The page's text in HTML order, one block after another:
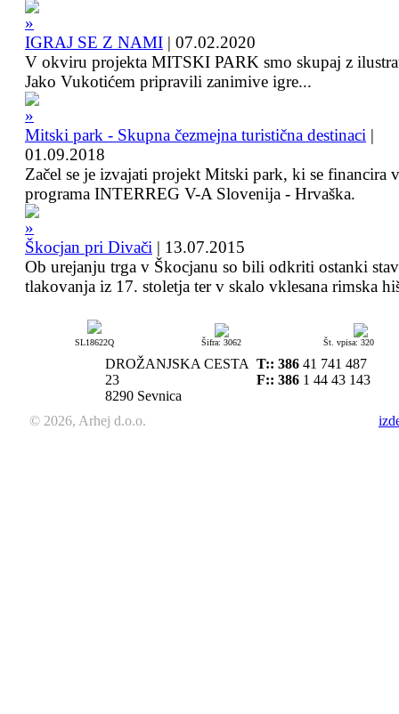
IGRAJ SE Z NAMI | 07.02.2020
V okviru projekta MITSKI PARK smo skupaj z
Jako Vukotićem pripravili zanimive igre...
Mitski park - Skupna čezmejna turistična destinaci |
01.09.2018
Začel se je izvajati projekt Mitski park, ki se financira
programa INTERREG V-A Slovenija - Hrvaška.
Škocjan pri Divači | 13.07.2015
Ob urejanju trga v Škocjanu so bili odkriti ostanki
tlakovanja iz 17. stoletja ter v skalo vklesana rimska
SL18622Q Šifra: 3062 Št. vpisa: 320
DROŽANJSKA CESTA
23
8290 Sevnica
T:: 386 41 741 487
F:: 386 1 44 43 143
© 2026, Arhej d.o.o.